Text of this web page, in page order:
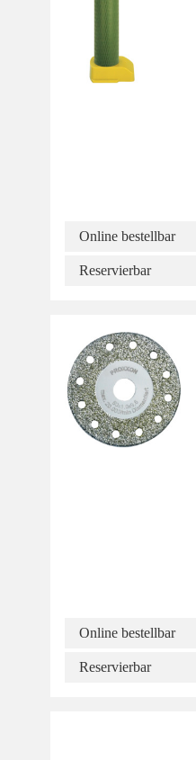
Online bestellbar
Reservierbar
Online bestellbar
Reservierbar